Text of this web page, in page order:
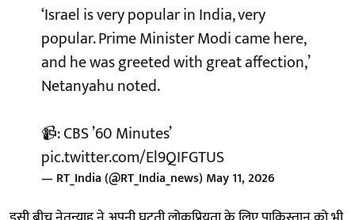
‘Israel is very popular in India, very
popular. Prime Minister Modi came here,
and he was greeted with great affection,’
Netanyahu noted.
📹: CBS ’60 Minutes’
pic.twitter.com/El9QIFGTUS
— RT_India (@RT_India_news)May 11, 2026